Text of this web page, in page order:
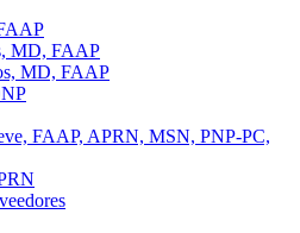
MD, FAAP
MD, FAAP
FAAP, APRN, MSN, PNP-PC,